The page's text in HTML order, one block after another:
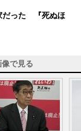
だった 『死ぬほ
像で見る